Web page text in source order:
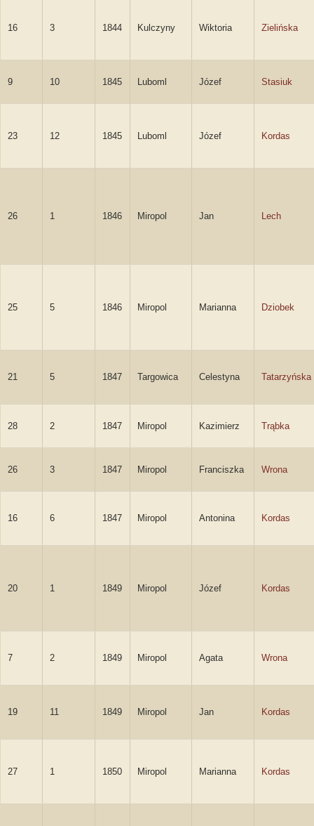
16 3 1844 Kulczyny Wiktoria Zielińska
9 10 1845 Luboml Józef Stasiuk
23 12 1845 Luboml Józef Kordas
26 1 1846 Miropol Jan Lech
25 5 1846 Miropol Marianna Dziobek
21 5 1847 Targowica Celestyna Tatarzyńska
28 2 1847 Miropol Kazimierz Trąbka
26 3 1847 Miropol Franciszka Wrona
16 6 1847 Miropol Antonina Kordas
20 1 1849 Miropol Józef Kordas
7 2 1849 Miropol Agata Wrona
19 11 1849 Miropol Jan Kordas
27 1 1850 Miropol Marianna Kordas